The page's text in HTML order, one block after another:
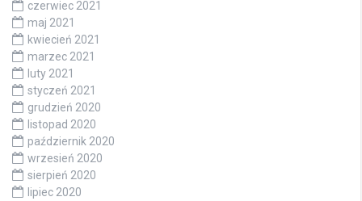
czerwiec 2021
maj 2021
kwiecień 2021
marzec 2021
luty 2021
styczeń 2021
grudzień 2020
listopad 2020
październik 2020
wrzesień 2020
sierpień 2020
lipiec 2020